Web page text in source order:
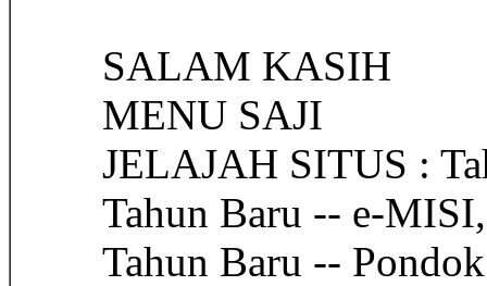
SALAM KASIH
MENU SAJI
JELAJAH SITUS :
Tahun Baru -- e-MISI,
Tahun Baru --